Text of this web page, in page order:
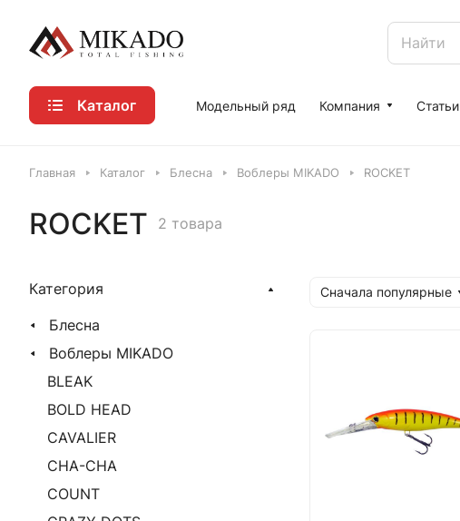
Каталог Модельный ряд Компания Статьи
Главная Каталог Блесна Воблеры MIKADO ROCKET
ROCKET 2 товара
Сначала популярные
Категория
Блесна
Воблеры MIKADO
BLEAK
BOLD HEAD
CAVALIER
CHA-CHA
COUNT